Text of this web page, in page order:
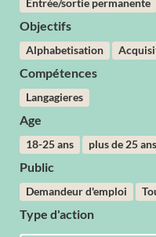
Entrée/sortie permanente
Objectifs
Alphabetisation
Compétences
Langagieres
Age
18-25 ans plus de 25 ans
Public
Demandeur d'emploi
Type d'action